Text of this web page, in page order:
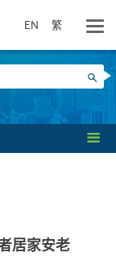
EN 繁
搜寻
居家安老